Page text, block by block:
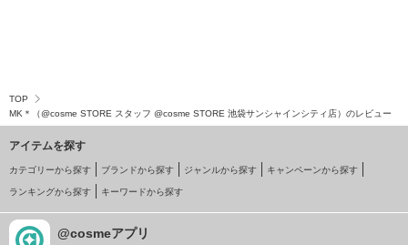
TOP
MK＊（@cosme STORE スタッフ @cosme STORE 池袋サンシャインシティ店）のレビュー
アイテムを探す
カテゴリーから探す ブランドから探す ジャンルから探す キャンペーンから探す
ランキングから探す キーワードから探す
@cosmeアプリ